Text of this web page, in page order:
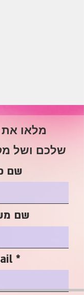
מלאו
שלכם ושל
שם
שם